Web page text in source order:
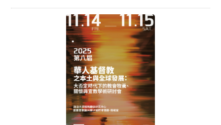
教授兼華人宗教研究中心主任)